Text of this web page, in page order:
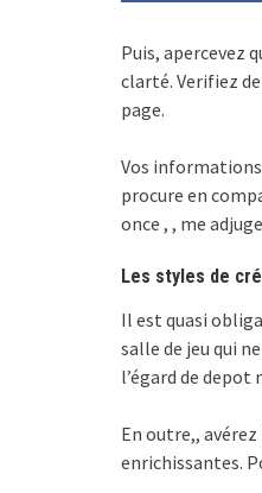
Puis, apercevez
clarté. Verifiez
page.
Vos informations
procure en
once , , me
Les styles de
Il est quasi
salle de jeu qui
l’égard de
En outre,,
enrichissantes.